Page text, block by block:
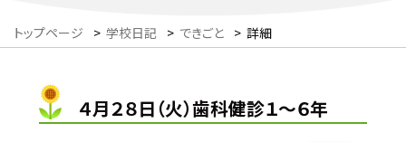
トップページ > 学校日記 > できごと > 詳細
４月２８日（火）歯科健診１～６年